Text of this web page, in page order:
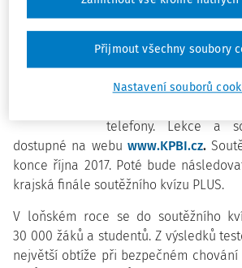
získat hodnotné ceny od partnerů
společností Microsoft a GORDIC.
Každý měsíc také
účastníky soutěžního
telefony. Lekce a
dostupné na webu www.KPBI.cz.
konce října 2017. Poté bude
krajská finále soutěžního kvízu PLUS.
V loňském roce se do soutěžního
30 000 žáků a studentů. Z výsledků
největší obtíže při bezpečném
Nastavení souborů
Přijmout všechny soubory